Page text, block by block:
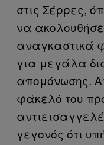
στις Σέρρες,
να
αναγκαστικά
για μεγάλα
απομόνωσης.
φάκελό του
γεγονός ότι